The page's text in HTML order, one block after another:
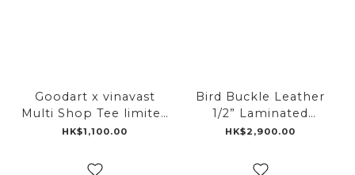
Goodart x vinavast
Multi Shop Tee limited
edition
HK$1,100.00
Bird Buckle Leather
1/2” Laminated
Bracelet
HK$2,900.00